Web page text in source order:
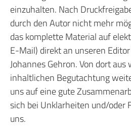
einzuhalten. Nach
durch den Autor nicht mehr
das komplette Material auf
E-Mail) direkt an unseren
Johannes Gehron. Von dort
inhaltlichen Begutachtung
uns auf eine gute
sich bei Unklarheiten und/oder
uns.